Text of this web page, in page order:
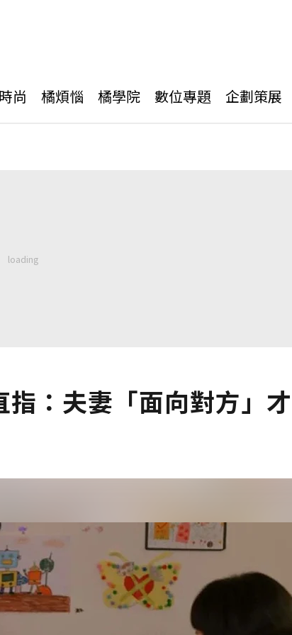
尚 橘煩惱 橘學院 數位專題 企劃策展
：夫妻「面向對方」